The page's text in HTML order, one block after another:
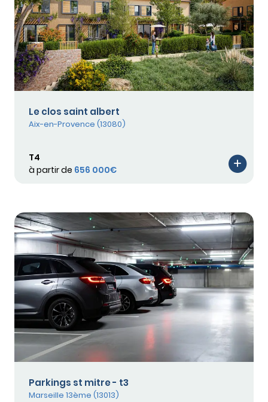
Le clos saint albert
Aix-en-Provence (13080)
T4
à partir de 656 000€
Parkings st mitre - t3
Marseille 13ème (13013)